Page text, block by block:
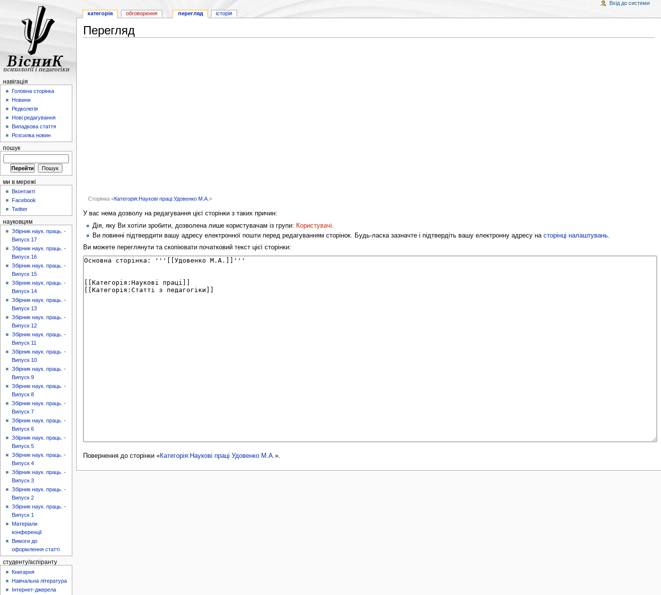
Перегляд
Сторінка «Категорія:Наукові праці Удовенко М.А.»
У вас нема дозволу на редагування цієї сторінки з таких причин:
Дія, яку Ви хотіли зробити, дозволена лише користувачам із групи: Користувачі.
Ви повинні підтвердити вашу адресу електронної пошти перед редагуванням сторінок. Будь-ласка зазначте і підтвердіть вашу електронну адресу на сторінці налаштувань.
Ви можете переглянути та скопіювати початковий текст цієї сторінки:
Повернення до сторінки «Категорія:Наукові праці Удовенко М.А.».
категорія обговорення перегляд історія
Вхід до системи
навігація
Головна сторінка
Новини
Редколегія
Нові редагування
Випадкова стаття
Розсилка новин
пошук
ми в мережі
Вконтакті
Facebook
Twitter
науковцям
Збірник наук. праць. -
Випуск 17
Збірник наук. праць. -
Випуск 16
Збірник наук. праць. -
Випуск 15
Збірник наук. праць. -
Випуск 14
Збірник наук. праць. -
Випуск 13
Збірник наук. праць. -
Випуск 12
Збірник наук. праць. -
Випуск 11
Збірник наук. праць. -
Випуск 10
Збірник наук. праць. -
Випуск 9
Збірник наук. праць. -
Випуск 8
Збірник наук. праць. -
Випуск 7
Збірник наук. праць. -
Випуск 6
Збірник наук. праць. -
Випуск 5
Збірник наук. праць. -
Випуск 4
Збірник наук. праць. -
Випуск 3
Збірник наук. праць. -
Випуск 2
Збірник наук. праць. -
Випуск 1
Матеріали
конференції
Вимоги до
оформлення статті
студенту/аспіранту
Книгарня
Навчальна література
Інтернет-джерела